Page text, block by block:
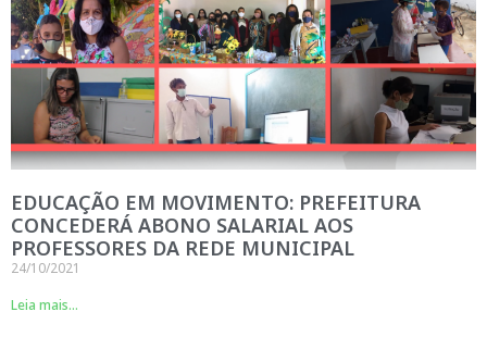
EDUCAÇÃO EM MOVIMENTO: PREFEITURA
CONCEDERÁ ABONO SALARIAL AOS
PROFESSORES DA REDE MUNICIPAL
24/10/2021
Leia mais...